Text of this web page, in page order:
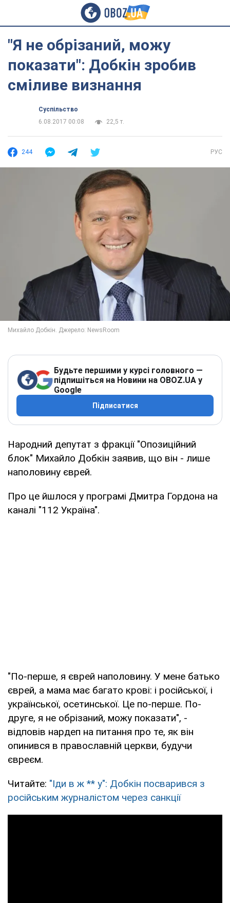
"Я не обрізаний, можу
показати": Добкін зробив
сміливе визнання
Суспільство
6.08.2017 00:08
22,5 т.
244 РУС
Будьте першими у курсі головного —
підпишіться на Новини на OBOZ.UA у
Google
Підписатися
Народний депутат з фракції "Опозиційний
блок" Михайло Добкін заявив, що він - лише
наполовину єврей.
Про це йшлося у програмі Дмитра Гордона на
каналі "112 Україна".
"По-перше, я єврей наполовину. У мене батько
єврей, а мама має багато крові: і російської, і
української, осетинської. Це по-перше. По-
друге, я не обрізаний, можу показати", -
відповів нардеп на питання про те, як він
опинився в православній церкви, будучи
євреєм.
Читайте: "Іди в ж ** у": Добкін посварився з
російським журналістом через санкції